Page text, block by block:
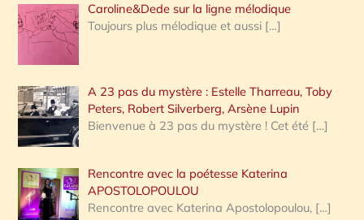
Caroline&Dede sur la ligne mélodique
Toujours plus mélodique et aussi […]
A 23 pas du mystère : Estelle Tharreau, Toby
Peters, Robert Silverberg, Arsène Lupin
Bienvenue à 23 pas du mystère ! Cet été […]
Rencontre avec la poétesse Katerina
APOSTOLOPOULOU
Rencontre avec Katerina Apostolopoulou, […]